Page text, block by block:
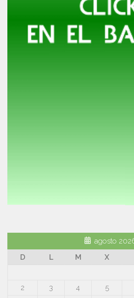
agosto
D
L M X
2
3 4 5